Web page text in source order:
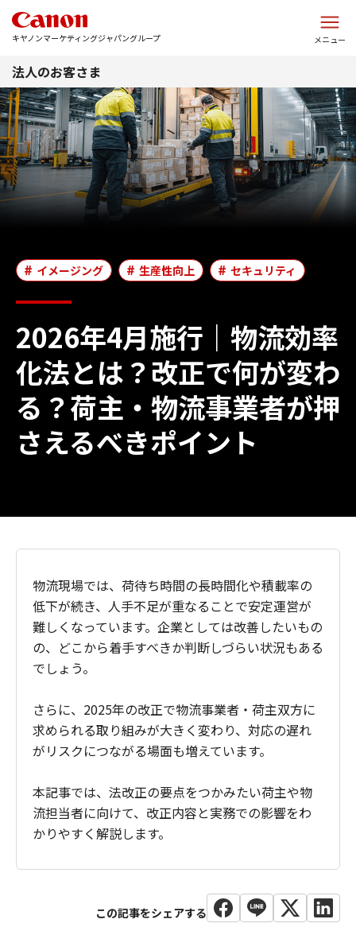
キヤノンマーケティングジャパングループ メニュー
法人のお客さま
2026年4月施行｜物流効率
化法とは？改正で何が変わ
る？荷主・物流事業者が押
さえるべきポイント
イメージング 生産性向上 セキュリティ
物流現場では、荷待ち時間の長時間化や積載率の
低下が続き、人手不足が重なることで安定運営が
難しくなっています。企業としては改善したいもの
の、どこから着手すべきか判断しづらい状況もある
でしょう。
さらに、2025年の改正で物流事業者・荷主双方に
求められる取り組みが大きく変わり、対応の遅れ
がリスクにつながる場面も増えています。
本記事では、法改正の要点をつかみたい荷主や物
流担当者に向けて、改正内容と実務での影響をわ
かりやすく解説します。